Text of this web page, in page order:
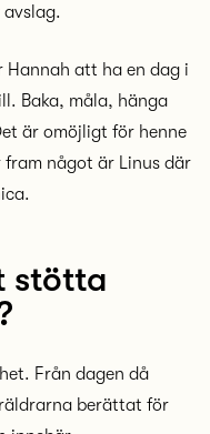
avslag.
Hannah att ha en dag i
Baka, måla, hänga
är omöjligt för henne
något är Linus där
stötta
Från dagen då
berättat för